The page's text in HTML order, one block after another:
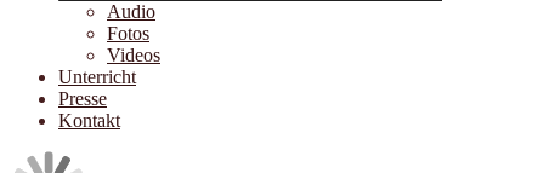
Audio
Fotos
Videos
Unterricht
Presse
Kontakt